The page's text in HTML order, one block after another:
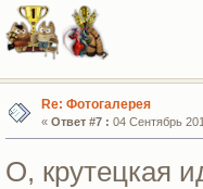
Re: Фотогалерея
« Ответ #7 : 04 Сентябрь
О, крутецкая